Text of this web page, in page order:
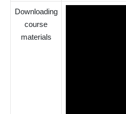
Downloading
course
materials